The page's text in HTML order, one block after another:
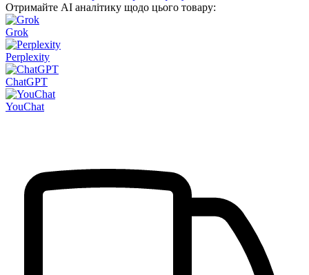
Отримайте AI аналітику щодо цього товару:
Grok
Perplexity
ChatGPT
YouChat